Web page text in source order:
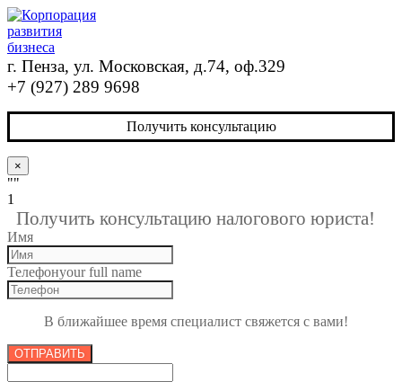
г. Пенза, ул. Московская, д.74, оф.329
+7 (927) 289 9698
Получить консультацию
×
""
1
Получить консультацию налогового юриста!
Имя
Телефонyour full name
В ближайшее время специалист свяжется с вами!
ОТПРАВИТЬ